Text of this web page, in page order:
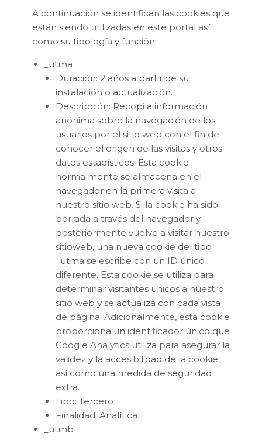
A continuación se identifican las cookies que
están siendo utilizadas en este portal así
como su tipología y función:
_utma
Duración: 2 años a partir de su
instalación o actualización.
Descripción: Recopila información
anónima sobre la navegación de los
usuarios por el sitio web con el fin de
conocer el origen de las visitas y otros
datos estadísticos. Esta cookie
normalmente se almacena en el
navegador en la primera visita a
nuestro sitio web. Si la cookie ha sido
borrada a través del navegador y
posteriormente vuelve a visitar nuestro
sitioweb, una nueva cookie del tipo
_utma se escribe con un ID único
diferente. Esta cookie se utiliza para
determinar visitantes únicos a nuestro
sitio web y se actualiza con cada vista
de página. Adicionalmente, esta cookie
proporciona un identificador único que
Google Analytics utiliza para asegurar la
validez y la accesibilidad de la cookie,
así como una medida de seguridad
extra.
Tipo: Tercero
Finalidad: Analítica
_utmb